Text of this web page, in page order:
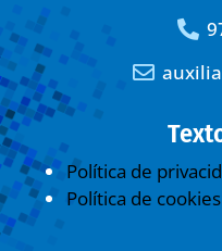
Política de
Política de cookies